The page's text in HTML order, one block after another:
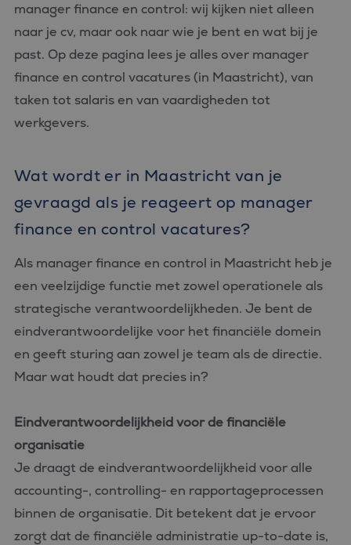
manager finance en control: wij kijken niet alleen
naar je cv, maar ook naar wie je bent en wat bij je
past. Op deze pagina lees je alles over manager
finance en control vacatures (in Maastricht), van
taken tot salaris en van vaardigheden tot
werkgevers.
Wat wordt er in Maastricht van je
gevraagd als je reageert op manager
finance en control vacatures?
Als manager finance en control in Maastricht heb je
een veelzijdige functie met zowel operationele als
strategische verantwoordelijkheden. Je bent de
eindverantwoordelijke voor het financiële domein
en geeft sturing aan zowel je team als de directie.
Maar wat houdt dat precies in?
Eindverantwoordelijkheid voor de financiële
organisatie
Je draagt de eindverantwoordelijkheid voor alle
accounting-, controlling- en rapportageprocessen
binnen de organisatie. Dit betekent dat je ervoor
zorgt dat de financiële administratie up-to-date is,